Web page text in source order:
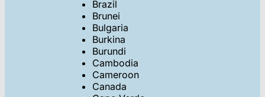
Brazil
Brunei
Bulgaria
Burkina
Burundi
Cambodia
Cameroon
Canada